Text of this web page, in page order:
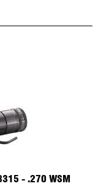
- .270 WSM